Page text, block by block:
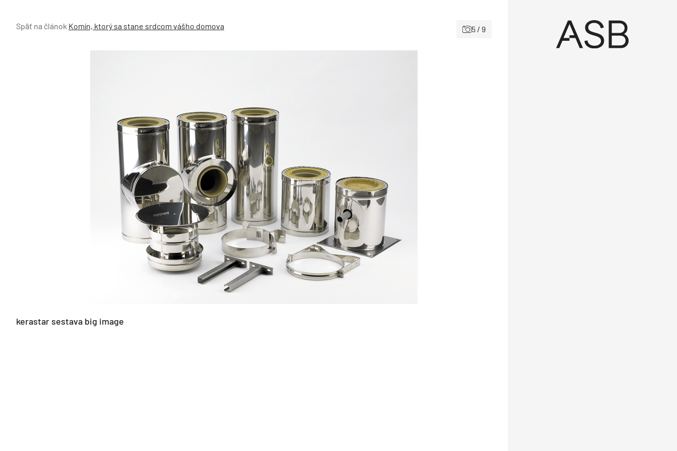
Späť na článok Komín, ktorý sa stane srdcom vášho domova 5 / 9
kerastar sestava big image